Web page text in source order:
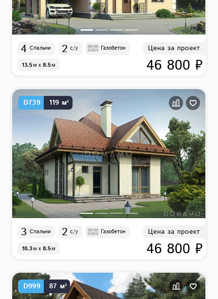
4 Спальни 2 с/у Газобетон
13.5м x 8.5м
Цена за проект
46 800 ₽
D739 119 м²
3 Спальни 2 с/у Газобетон
10.3м x 8.5м
Цена за проект
46 800 ₽
D999 87 м²